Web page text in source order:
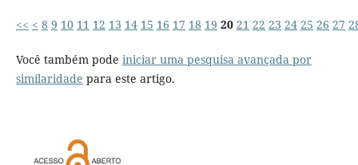
<< < 8 9 10 11 12 13 14 15 16 17 18 19 20 21 22 23 24 25 26 27
Você também pode iniciar uma pesquisa avançada por
similaridade para este artigo.